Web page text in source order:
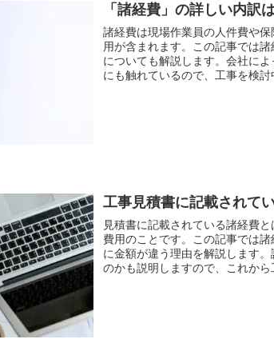
「諸経費」の詳しい内訳
諸経費は現場作業員の人件費や
用が含まれます。この記事では
についても解説します。会社に
にも触れているので、工事を検討
工事見積書に記載されて
見積書に記載されている諸経費
費用のことです。この記事では
に金額が違う理由を解説します
のかも説明しますので、これから